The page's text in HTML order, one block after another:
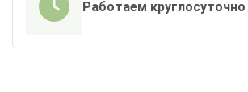
Работаем круглосуточно